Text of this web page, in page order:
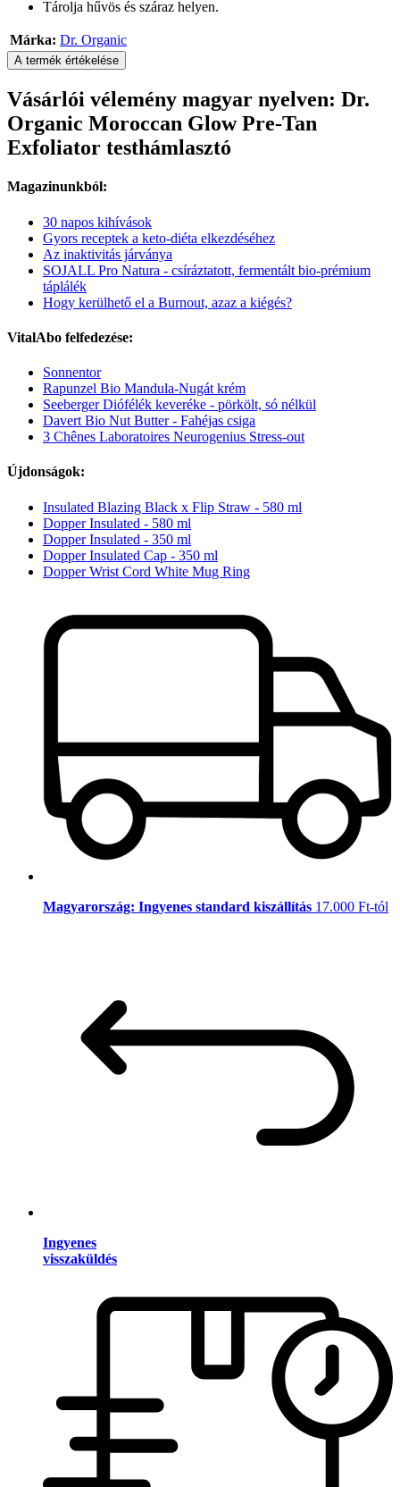
Tárolja hűvös és száraz helyen.
Márka: Dr. Organic
A termék értékelése
Vásárlói vélemény magyar nyelven: Dr.
Organic Moroccan Glow Pre-Tan
Exfoliator testhámlasztó
Magazinunkból:
30 napos kihívások
Gyors receptek a keto-diéta elkezdéséhez
Az inaktivitás járványa
SOJALL Pro Natura - csíráztatott, fermentált bio-prémium
táplálék
Hogy kerülhető el a Burnout, azaz a kiégés?
VitalAbo felfedezése:
Sonnentor
Rapunzel Bio Mandula-Nugát krém
Seeberger Diófélék keveréke - pörkölt, só nélkül
Davert Bio Nut Butter - Fahéjas csiga
3 Chênes Laboratoires Neurogenius Stress-out
Újdonságok:
Insulated Blazing Black x Flip Straw - 580 ml
Dopper Insulated - 580 ml
Dopper Insulated - 350 ml
Dopper Insulated Cap - 350 ml
Dopper Wrist Cord White Mug Ring
Magyarország: Ingyenes standard kiszállítás 17.000 Ft-tól
Ingyenes
visszaküldés